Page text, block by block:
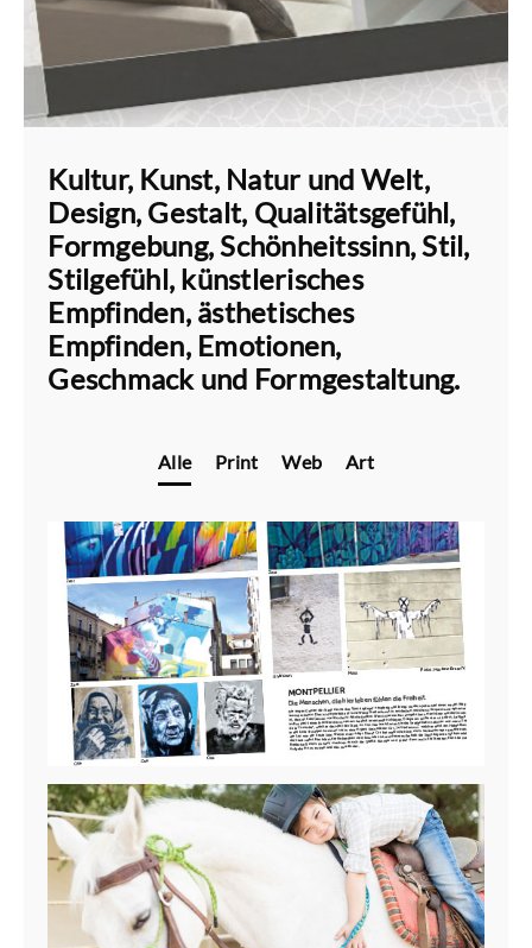
Kultur, Kunst, Natur und Welt,
Design, Gestalt, Qualitätsgefühl,
Formgebung, Schönheitssinn, Stil,
Stilgefühl, künstlerisches
Empfinden, ästhetisches
Empfinden, Emotionen,
Geschmack und Formgestaltung.
Alle Print Web Art